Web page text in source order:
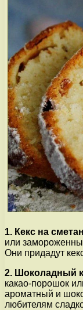
1. Кекс на
или
Они придадут
2. Шоколадный
какао-порошок
ароматный и
любителям